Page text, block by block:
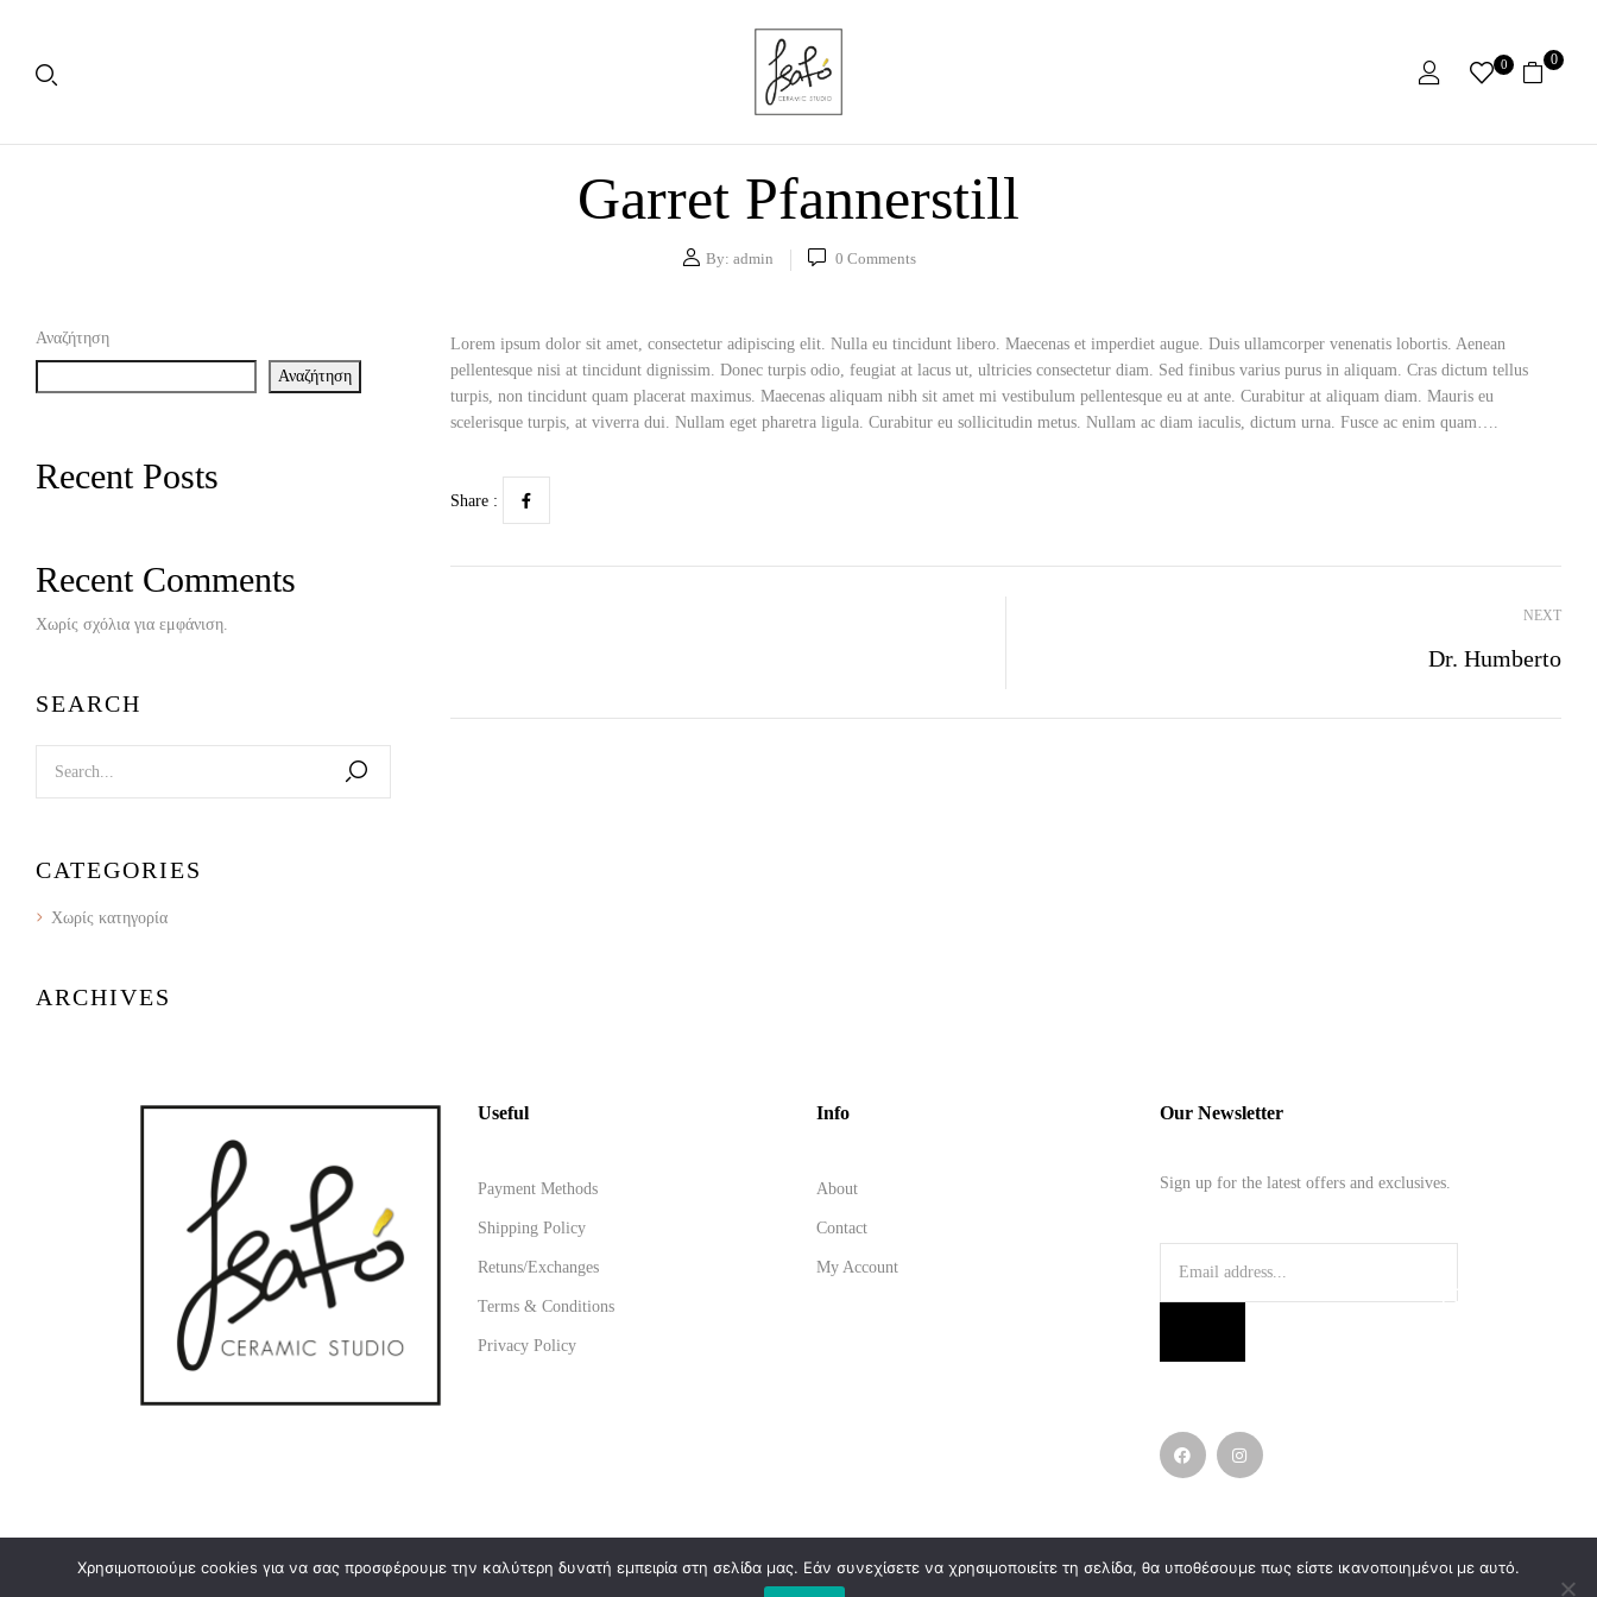
0 0
Garret Pfannerstill
By: admin 0 Comments
Αναζήτηση
Αναζήτηση
Recent Posts
Recent Comments
Χωρίς σχόλια για εμφάνιση.
SEARCH
CATEGORIES
Χωρίς κατηγορία
ARCHIVES
Lorem ipsum dolor sit amet, consectetur adipiscing elit. Nulla eu tincidunt libero. Maecenas et imperdiet augue. Duis ullamcorper venenatis lobortis. Aenean
pellentesque nisi at tincidunt dignissim. Donec turpis odio, feugiat at lacus ut, ultricies consectetur diam. Sed finibus varius purus in aliquam. Cras dictum tellus
turpis, non tincidunt quam placerat maximus. Maecenas aliquam nibh sit amet mi vestibulum pellentesque eu at ante. Curabitur at aliquam diam. Mauris eu
scelerisque turpis, at viverra dui. Nullam eget pharetra ligula. Curabitur eu sollicitudin metus. Nullam ac diam iaculis, dictum urna. Fusce ac enim quam….
Share :
NEXT
Dr. Humberto
Useful
Payment Methods
Shipping Policy
Retuns/Exchanges
Terms & Conditions
Privacy Policy
Info
About
Contact
My Account
Our Newsletter
Sign up for the latest offers and exclusives.
© 2021 . All rights reserved. Design by The Jokers .
Χρησιμοποιούμε cookies για να σας προσφέρουμε την καλύτερη δυνατή εμπειρία στη σελίδα μας. Εάν συνεχίσετε να χρησιμοποιείτε τη σελίδα, θα υποθέσουμε πως είστε ικανοποιημένοι με αυτό.